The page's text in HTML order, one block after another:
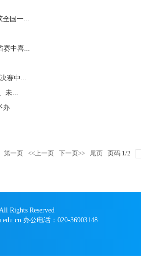
全国一...
赛中喜...
赛中...
未...
办
第一页 <<上一页 下一页>> 尾页 页码 1/2
Rights Reserved
办公电话：020-36903148